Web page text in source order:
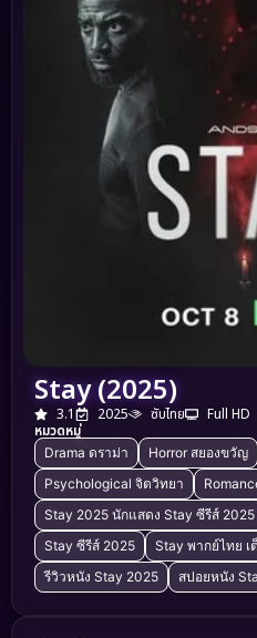
Stay (2025)
3.1 2025 ซับไทย
Full HD
หมวดหมู่
Drama ดราม่า Horror สยองขวัญ
Psychological จิตวิทยา
Stay 2025 นักแสดง Stay ซีรีส์ 2025
Stay ซีรีส์ 2025
Stay พากย์ไทย เ
รีวิวหนัง Stay 2025
สปอยหนัง